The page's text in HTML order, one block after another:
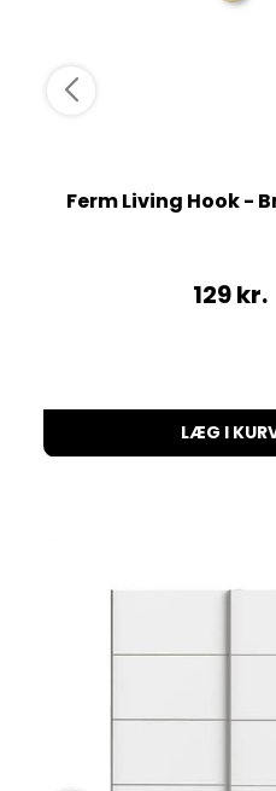
Ferm Living Hook -
129kr.
LÆG I